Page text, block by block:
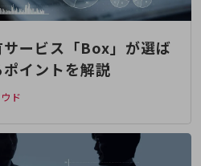
ービス「Box」が選ば
イントを解説
ド